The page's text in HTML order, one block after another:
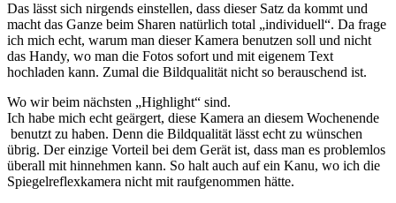
Das lässt sich nirgends einstellen, dass dieser Satz da kommt und
macht das Ganze beim Sharen natürlich total „individuell“. Da frage
ich mich echt, warum man dieser Kamera benutzen soll und nicht
das Handy, wo man die Fotos sofort und mit eigenem Text
hochladen kann. Zumal die Bildqualität nicht so berauschend ist.
Wo wir beim nächsten „Highlight“ sind.
Ich habe mich echt geärgert, diese Kamera an diesem Wochenende
benutzt zu haben. Denn die Bildqualität lässt echt zu wünschen
übrig. Der einzige Vorteil bei dem Gerät ist, dass man es problemlos
überall mit hinnehmen kann. So halt auch auf ein Kanu, wo ich die
Spiegelreflexkamera nicht mit raufgenommen hätte.